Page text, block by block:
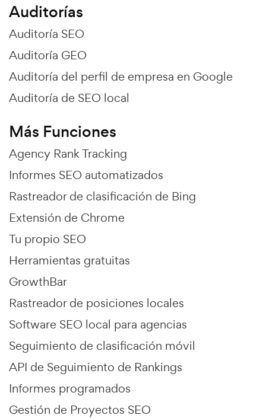
Auditorías
Auditoría SEO
Auditoría GEO
Auditoría del perfil de empresa en Google
Auditoría de SEO local
Más Funciones
Agency Rank Tracking
Informes SEO automatizados
Rastreador de clasificación de Bing
Extensión de Chrome
Tu propio SEO
Herramientas gratuitas
GrowthBar
Rastreador de posiciones locales
Software SEO local para agencias
Seguimiento de clasificación móvil
API de Seguimiento de Rankings
Informes programados
Gestión de Proyectos SEO